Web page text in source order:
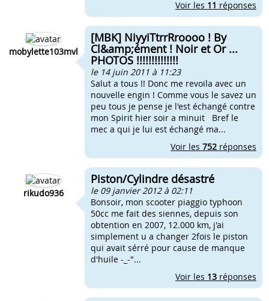
Voir les 11 réponses
mobylette103mvl
[MBK] NiyyiTtrrRroooo ! By
Cl&amp;ément ! Noir et Or ...
PHOTOS !!!!!!!!!!!!!!
le 14 juin 2011 à 11:23
Salut a tous !! Donc me revoila avec un
nouvelle engin ! Comme vous le savez un
peu tous je pense je l'est échangé contre
mon Spirit hier soir a minuit Bref le
mec a qui je lui est échangé ma...
Voir les 752 réponses
rikudo936
Piston/Cylindre désastré
le 09 janvier 2012 à 02:11
Bonsoir, mon scooter piaggio typhoon
50cc me fait des siennes, depuis son
obtention en 2007, 12.000 km, j'ai
simplement u a changer 2fois le piston
qui avait sérré pour cause de manque
d'huile -_-"...
Voir les 13 réponses